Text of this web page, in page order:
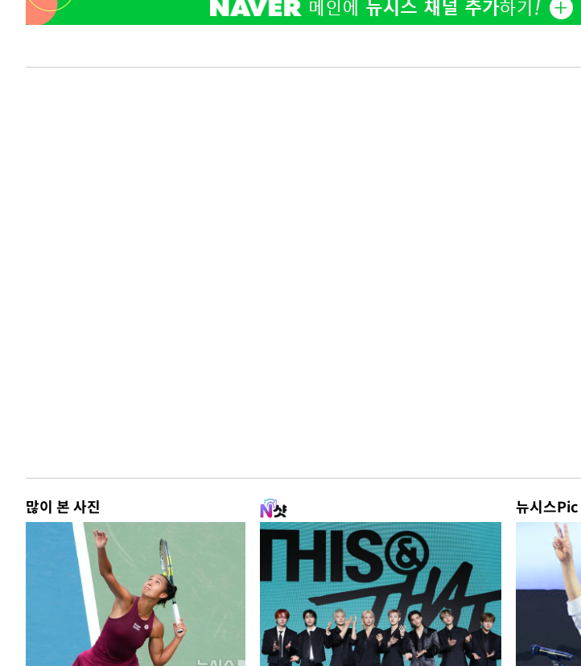
많이 본 사진 뉴시스Pic